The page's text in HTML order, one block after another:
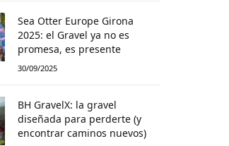
Sea Otter Europe Girona
2025: el Gravel ya no es
promesa, es presente
30/09/2025
BH GravelX: la gravel
diseñada para perderte (y
encontrar caminos nuevos)